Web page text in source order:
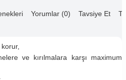
Yorumlar (0) Tavsiye Et
ve kırılmalara karşı maximum